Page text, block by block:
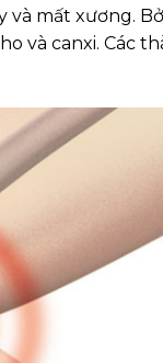
mất xương.
và canxi. Các